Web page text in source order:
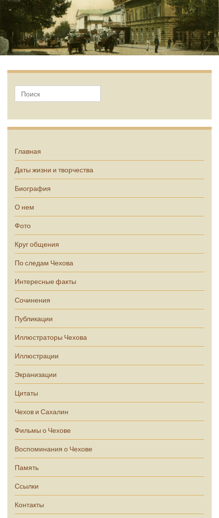
Главная
Даты жизни и творчества
Биография
О нем
Фото
Круг общения
По следам Чехова
Интересные факты
Сочинения
Публикации
Иллюстраторы Чехова
Иллюстрации
Экранизации
Цитаты
Чехов и Сахалин
Фильмы о Чехове
Воспоминания о Чехове
Память
Ссылки
Контакты